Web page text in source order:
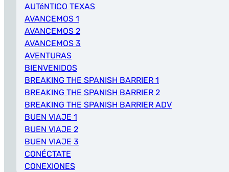
AUTéNTICO TEXAS
AVANCEMOS 1
AVANCEMOS 2
AVANCEMOS 3
AVENTURAS
BIENVENIDOS
BREAKING THE SPANISH BARRIER 1
BREAKING THE SPANISH BARRIER 2
BREAKING THE SPANISH BARRIER ADV
BUEN VIAJE 1
BUEN VIAJE 2
BUEN VIAJE 3
CONÉCTATE
CONEXIONES